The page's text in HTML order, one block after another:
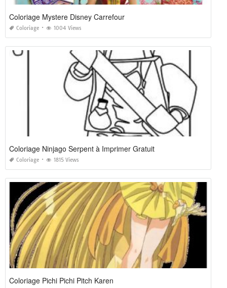
Coloriage Mystere Disney Carrefour
Coloriage 1004 Views
Coloriage Ninjago Serpent à Imprimer Gratuit
Coloriage 1815 Views
Coloriage Pichi Pichi Pitch Karen